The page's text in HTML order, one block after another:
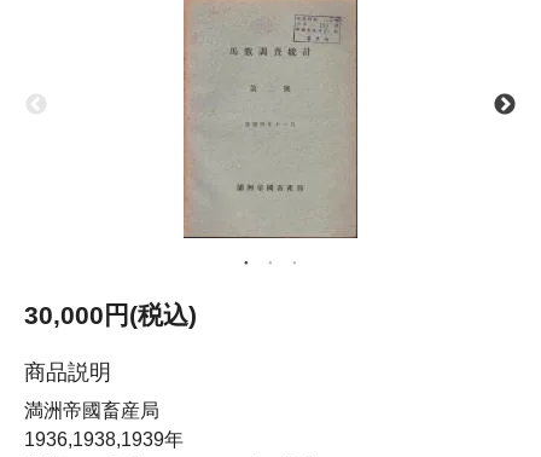
30,000円(税込)
商品説明
満洲帝國畜産局
1936,1938,1939年